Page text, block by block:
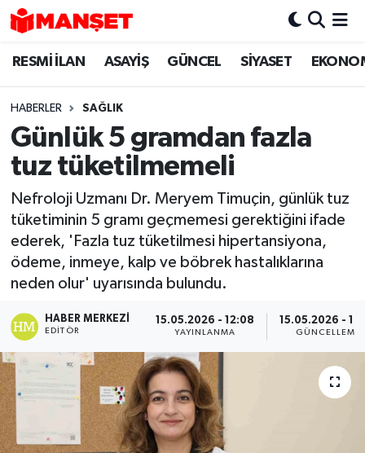
RESMİ İLAN ASAYİŞ GÜNCEL SİYASET
HABERLER SAĞLIK
Günlük 5 gramdan fazla
tuz tüketilmemeli
Nefroloji Uzmanı Dr. Meryem Timuçin, günlük tuz
tüketiminin 5 gramı geçmemesi gerektiğini ifade
ederek, 'Fazla tuz tüketilmesi hipertansiyona,
ödeme, inmeye, kalp ve böbrek hastalıklarına
neden olur' uyarısında bulundu.
HABER MERKEZI
EDITÖR
15.05.2026 - 12:08
YAYINLANMA
15.05.2026 -
GÜNCELLEME
Hava Durumu
Trafik Durumu
Süper Lig Puan Durumu ve Fikstür
Son Dakika Haberleri
Haber Arşivi